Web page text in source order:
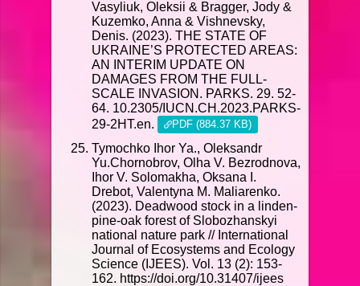
Vasyliuk, Oleksii & Bragger, Jody &
Kuzemko, Anna & Vishnevsky,
Denis. (2023). THE STATE OF
UKRAINE’S PROTECTED AREAS:
AN INTERIM UPDATE ON
DAMAGES FROM THE FULL-
SCALE INVASION. PARKS. 29. 52-
64. 10.2305/IUCN.CH.2023.PARKS-
29-2HT.en.
PDF (884.37 KB)
Tymochko Ihor Ya., Оleksandr
Yu.Chornobrov, Оlha V. Bezrodnova,
Ihor V. Solomakha, Oksana I.
Drebot, Valentyna M. Maliarenko.
(2023). Deadwood stock in a linden-
pine-oak forest of Slobozhanskyi
national nature park // International
Journal of Ecosystems and Ecology
Science (IJEES). Vol. 13 (2): 153-
162. https://doi.org/10.31407/ijees